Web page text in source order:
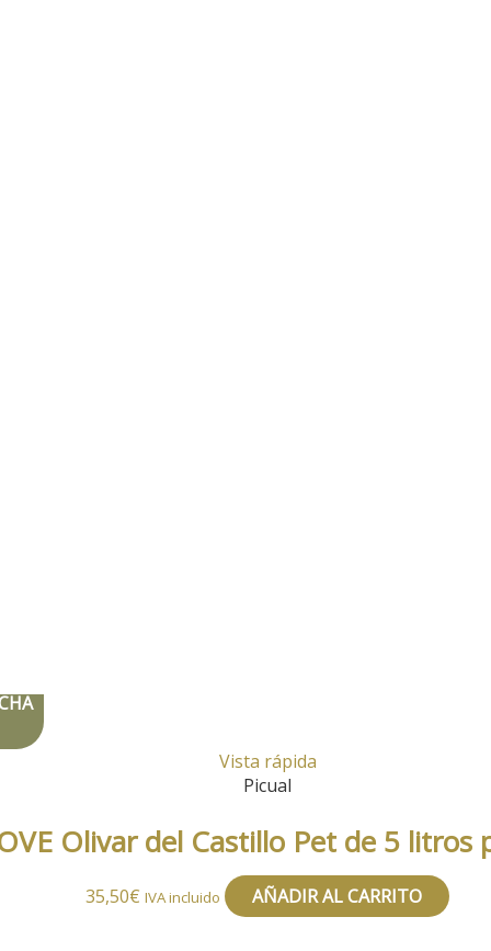
Vista rápida
Picual
Olivar del Castillo Pet de 5 litros
35,50€ IVA incluido AÑADIR AL CARRITO